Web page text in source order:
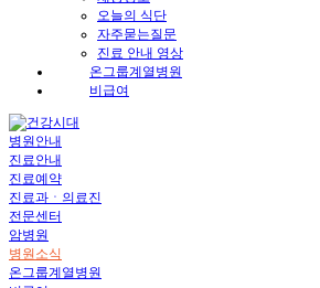
오늘의 식단
자주묻는질문
진료 안내 영상
온그룹계열병원
비급여
병원안내
진료안내
진료예약
진료과ㆍ의료진
전문센터
암병원
병원소식
온그룹계열병원